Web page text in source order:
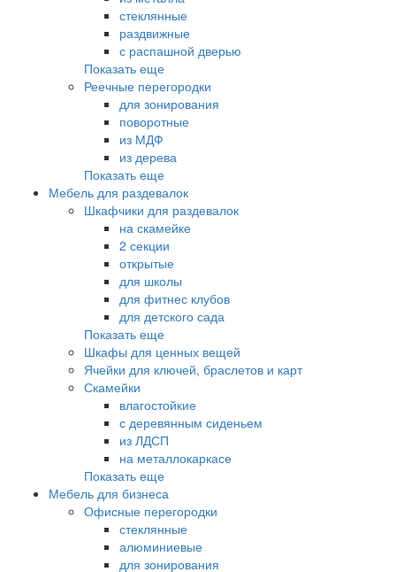
стеклянные
раздвижные
с распашной дверью
Показать еще
Реечные перегородки
для зонирования
поворотные
из МДФ
из дерева
Показать еще
Мебель для раздевалок
Шкафчики для раздевалок
на скамейке
2 секции
открытые
для школы
для фитнес клубов
для детского сада
Показать еще
Шкафы для ценных вещей
Ячейки для ключей, браслетов и карт
Скамейки
влагостойкие
с деревянным сиденьем
из ЛДСП
на металлокаркасе
Показать еще
Мебель для бизнеса
Офисные перегородки
стеклянные
алюминиевые
для зонирования